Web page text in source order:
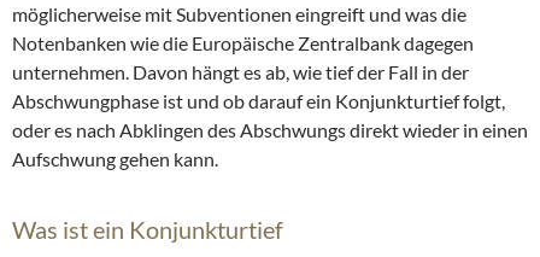
möglicherweise mit Subventionen eingreift und was die
Notenbanken wie die Europäische Zentralbank dagegen
unternehmen. Davon hängt es ab, wie tief der Fall in der
Abschwungphase ist und ob darauf ein Konjunkturtief folgt,
oder es nach Abklingen des Abschwungs direkt wieder in einen
Aufschwung gehen kann.
Was ist ein Konjunkturtief